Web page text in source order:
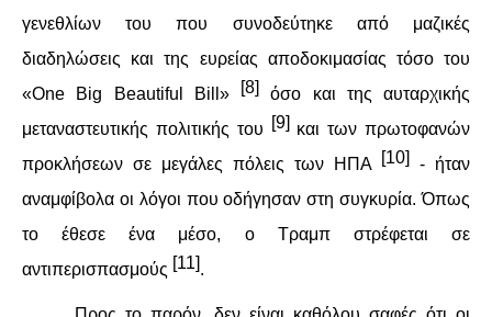
γενεθλίων του που συνοδεύτηκε από μαζικές
διαδηλώσεις και της ευρείας αποδοκιμασίας τόσο του
«One Big Beautiful Bill»
[8]
όσο και της αυταρχικής
μεταναστευτικής πολιτικής του [9]και των πρωτοφανών
προκλήσεων σε μεγάλες πόλεις των ΗΠΑ [10]
- ήταν
αναμφίβολα οι λόγοι που οδήγησαν στη συγκυρία. Όπως
το έθεσε ένα μέσο, ο Τραμπ στρέφεται σε
αντιπερισπασμούς [11].